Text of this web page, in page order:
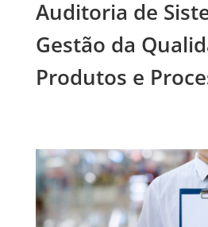
Auditoria de
Gestão da
Produtos e